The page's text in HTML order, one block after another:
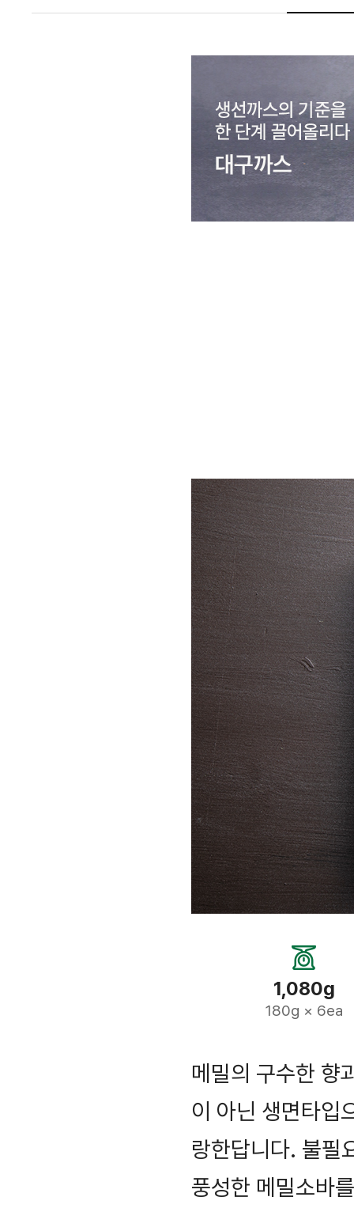
1,080g
180g × 6ea
메밀의 구수한 향
이 아닌 생면타입
랑한답니다. 불필
풍성한 메밀소바